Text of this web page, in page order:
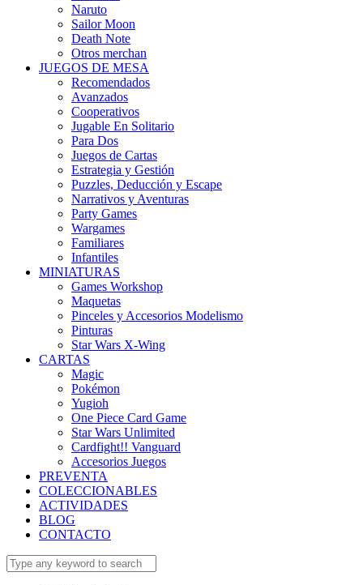
Naruto
Sailor Moon
Death Note
Otros merchan
JUEGOS DE MESA
Recomendados
Avanzados
Cooperativos
Jugable En Solitario
Para Dos
Juegos de Cartas
Estrategia y Gestión
Puzzles, Deducción y Escape
Narrativos y Aventuras
Party Games
Wargames
Familiares
Infantiles
MINIATURAS
Games Workshop
Maquetas
Pinceles y Accesorios Modelismo
Pinturas
Star Wars X-Wing
CARTAS
Magic
Pokémon
Yugioh
One Piece Card Game
Star Wars Unlimited
Cardfight!! Vanguard
Accesorios Juegos
PREVENTA
COLECCIONABLES
ACTIVIDADES
BLOG
CONTACTO